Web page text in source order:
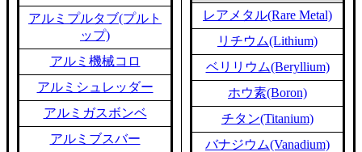
アルミプルタブ(プルト
ップ)
アルミ機械コロ
アルミシュレッダー
アルミガスボンベ
アルミブスバー
レアメタル(Rare Metal)
リチウム(Lithium)
ベリリウム(Beryllium)
ホウ素(Boron)
チタン(Titanium)
バナジウム(Vanadium)